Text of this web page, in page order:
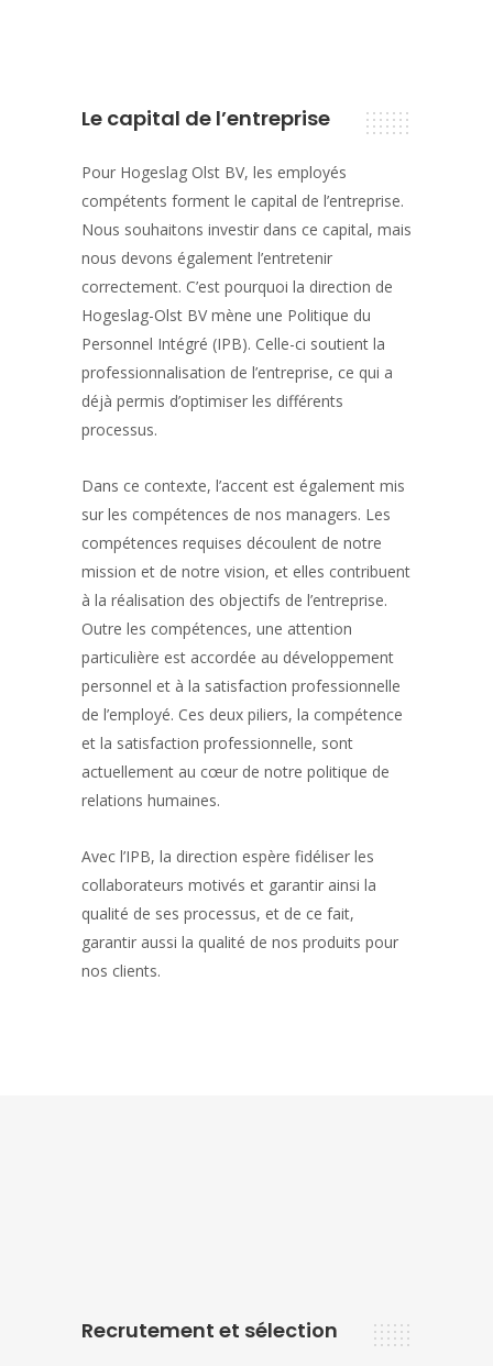
Le capital de l’entreprise
Pour Hogeslag Olst BV, les employés
compétents forment le capital de l’entreprise.
Nous souhaitons investir dans ce capital, mais
nous devons également l’entretenir
correctement. C’est pourquoi la direction de
Hogeslag-Olst BV mène une Politique du
Personnel Intégré (IPB). Celle-ci soutient la
professionnalisation de l’entreprise, ce qui a
déjà permis d’optimiser les différents
processus.
Dans ce contexte, l’accent est également mis
sur les compétences de nos managers. Les
compétences requises découlent de notre
mission et de notre vision, et elles contribuent
à la réalisation des objectifs de l’entreprise.
Outre les compétences, une attention
particulière est accordée au développement
personnel et à la satisfaction professionnelle
de l’employé. Ces deux piliers, la compétence
et la satisfaction professionnelle, sont
actuellement au cœur de notre politique de
relations humaines.
Avec l’IPB, la direction espère fidéliser les
collaborateurs motivés et garantir ainsi la
qualité de ses processus, et de ce fait,
garantir aussi la qualité de nos produits pour
nos clients.
Recrutement et sélection